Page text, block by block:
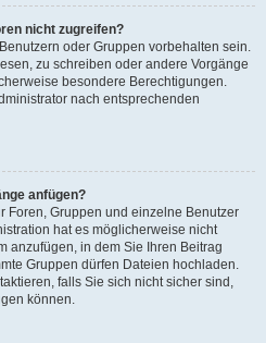
nicht zugreifen?
oder Gruppen vorbehalten sein.
zu schreiben oder andere Vorgänge
besondere Berechtigungen.
nach entsprechenden
anfügen?
Foren, Gruppen und einzelne Benutzer
hat es möglicherweise nicht
anzufügen, in dem Sie Ihren Beitrag
Gruppen dürfen Dateien hochladen.
falls Sie sich nicht sicher sind,
können.